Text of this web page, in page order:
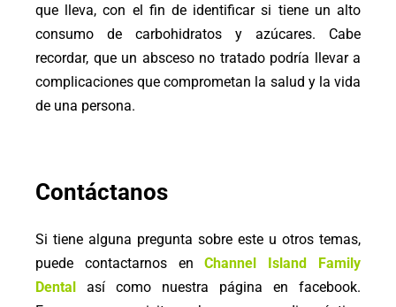
que lleva, con el fin de identificar si tiene un alto
consumo de carbohidratos y azúcares. Cabe
recordar, que un absceso no tratado podría llevar a
complicaciones que comprometan la salud y la vida
de una persona.
Contáctanos
Si tiene alguna pregunta sobre este u otros temas,
puede contactarnos en Channel Island Family
Dental así como nuestra página en facebook.